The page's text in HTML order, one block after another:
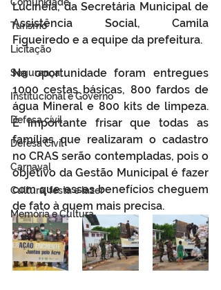
Turismo
Licitação
Segurança
Institucional e Governo
Defesa cívil
Defesa Civil
Carnaval
Cultura, festa e lazer
Memória e Cultura
Lucinéia, da Secretária Municipal de
Assistência Social, Camila
Figueiredo e a equipe da prefeitura.
Na oportunidade foram entregues
1000 cestas básicas, 800 fardos de
água Mineral e 800 kits de limpeza.
É importante frisar que todas as
famílias que realizaram o cadastro
no CRAS serão contempladas, pois o
objetivo da Gestão Municipal é fazer
com que esses benefícios cheguem
de fato à quem mais precisa.